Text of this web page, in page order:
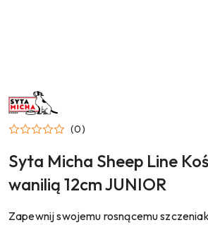
NAZWA
PRODUCENTA:
SYTA
MICHA (0)
Syta Micha Sheep Line
wanilią 12cm JUNIOR
Zapewnij swojemu rosnącemu